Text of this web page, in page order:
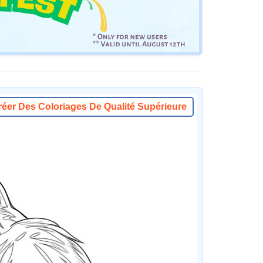
Des Coloriages De Qualité Supérieure